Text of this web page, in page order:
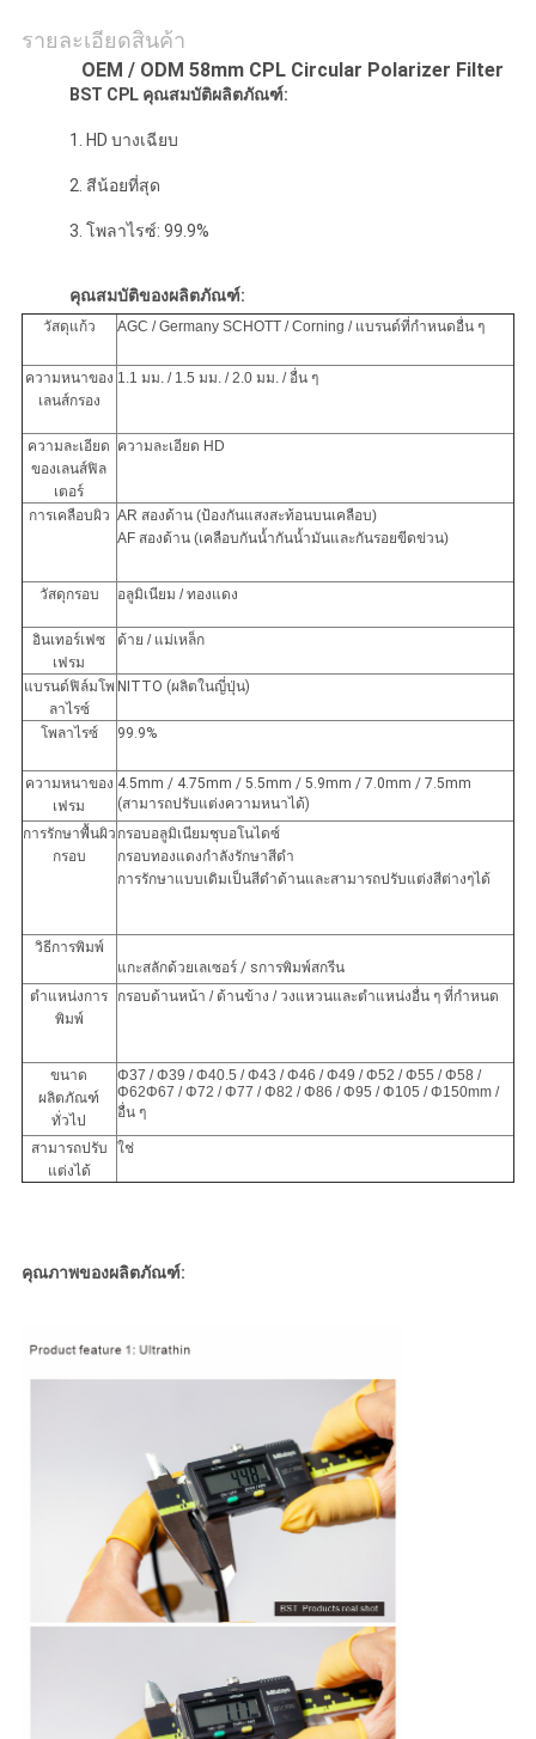
รายละเอียดสินค้า
OEM / ODM 58mm CPL Circular Polarizer Filter
BST CPL คุณสมบัติผลิตภัณฑ์:
1. HD บางเฉียบ
2. สีน้อยที่สุด
3. โพลาไรซ์: 99.9%
คุณสมบัติของผลิตภัณฑ์:
วัสดุแก้ว AGC / Germany SCHOTT / Corning / แบรนด์ที่กำหนดอื่น ๆ
ความหนาของ
เลนส์กรอง
1.1 มม. / 1.5 มม. / 2.0 มม. / อื่น ๆ
ความละเอียด
ของเลนส์ฟิล
เตอร์
ความละเอียด HD
การเคลือบผิว AR สองด้าน (ป้องกันแสงสะท้อนบนเคลือบ)
AF สองด้าน (เคลือบกันน้ำกันน้ำมันและกันรอยขีดข่วน)
วัสดุกรอบ อลูมิเนียม / ทองแดง
อินเทอร์เฟซ
เฟรม
ด้าย / แม่เหล็ก
แบรนด์ฟิล์มโพ
ลาไรซ์
NITTO (ผลิตในญี่ปุ่น)
โพลาไรซ์ 99.9%
ความหนาของ
เฟรม
4.5mm / 4.75mm / 5.5mm / 5.9mm / 7.0mm / 7.5mm
(สามารถปรับแต่งความหนาได้)
การรักษาพื้นผิว
กรอบ
กรอบอลูมิเนียมชุบอโนไดซ์
กรอบทองแดงกำลังรักษาสีดำ
การรักษาแบบเดิมเป็นสีดำด้านและสามารถปรับแต่งสีต่างๆได้
วิธีการพิมพ์
แกะสลักด้วยเลเซอร์ / sการพิมพ์สกรีน
ตำแหน่งการ
พิมพ์
กรอบด้านหน้า / ด้านข้าง / วงแหวนและตำแหน่งอื่น ๆ ที่กำหนด
ขนาด
ผลิตภัณฑ์
ทั่วไป
Φ37 / Φ39 / Φ40.5 / Φ43 / Φ46 / Φ49 / Φ52 / Φ55 / Φ58 /
Φ62Φ67 / Φ72 / Φ77 / Φ82 / Φ86 / Φ95 / Φ105 / Φ150mm /
อื่น ๆ
สามารถปรับ
แต่งได้
ใช่
คุณภาพของผลิตภัณฑ์: